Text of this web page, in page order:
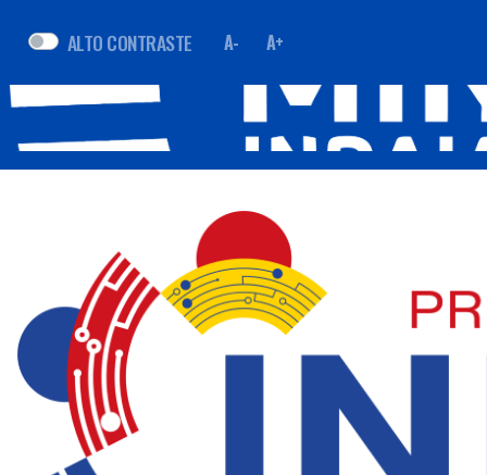
ALTO CONTRASTE A- A+